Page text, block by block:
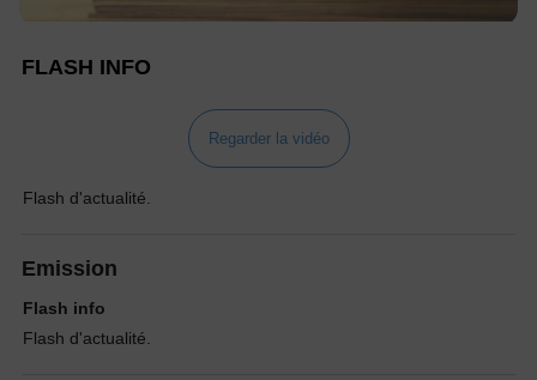
FLASH INFO
Regarder la vidéo
Flash d'actualité.
Emission
Flash info
Flash d'actualité.